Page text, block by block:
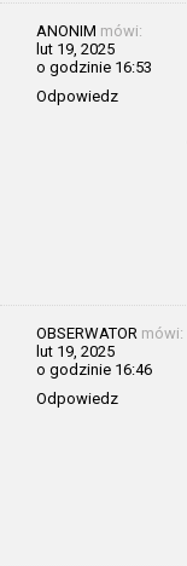
ANONIM mówi:
lut 19, 2025
o godzinie 16:53
Odpowiedz
OBSERWATOR mówi:
lut 19, 2025
o godzinie 16:46
Odpowiedz